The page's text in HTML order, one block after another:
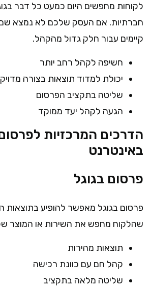
לקוחות מחפשים היום כמעט כל דבר
חברתיות. אם העסק שלכם לא נמצא
קיימים עבור חלק גדול מהקהל.
חשיפה לקהל רחב יותר
יכולת למדוד תוצאות בצורה
שליטה בתקציב הפרסום
הגעה לקהל יעד ממוקד
הדרכים המרכזיות
באינטרנט
פרסום בגוגל
פרסום בגוגל מאפשר להופיע בתוצאות
שהלקוח מחפש את השירות או המוצר
תוצאות מהירות
קהל חם עם כוונת רכישה
שליטה מלאה בתקציב